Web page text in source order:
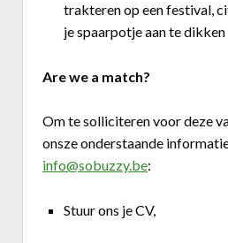
trakteren op een festival,
je spaarpotje aan te dikken
Are we a match?
Om te solliciteren voor deze
onszeonderstaande
info@sobuzzy.be:
Stuur ons jeCV,